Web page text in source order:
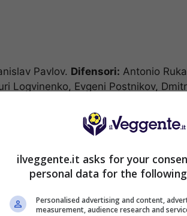
Pavlov. Difensori: Antonio
Logvinenko, Evgeni Postnikov,
Muzhikov, Pedro Henrique, Marin
Almeida.
Attaccanti:
Junior
Schetkin.
Livaković, Adrian Šemper.
Marin Leovac, Filip Benković,
ilveggente.it asks for your
personal data for the
Personalised advertising and content,
measurement, audience research and